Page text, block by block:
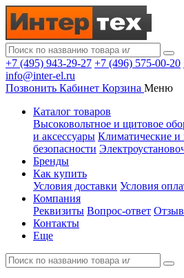
+7 (495) 943-29-27 +7 (496) 575-00-20
info@inter-el.ru
Позвонить Кабинет Корзина Меню
Каталог товаров
Высоковольтное и щитовое
и аксессуары Климатические
безопасности
Бренды
Как купить
Условия доставки Условия
Компания
Реквизиты Вопрос-ответ
Контакты
Еще